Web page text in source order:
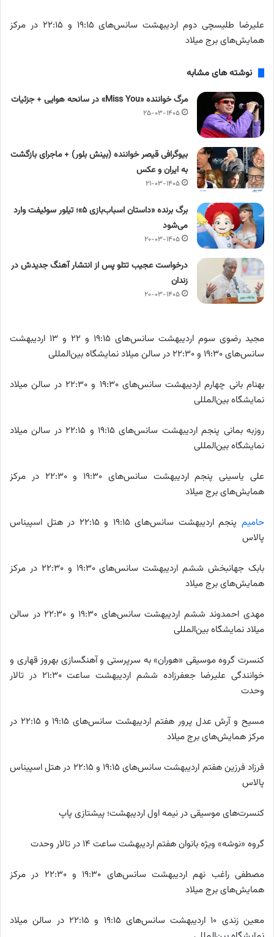
علیرضا طلیسچی دوم اردیبهشت سانس‌های ۱۹:۱۵ و ۲۲:۱۵ در مرکز
همایش‌های برج میلاد
نوشته های مشابه
مرگ خواننده «Miss You» در سانحه هوایی + جزئیات
۲۵-۰۳-۱۴۰۵
بیوگرافی قیصر خواننده (بینش بلور) + ماجرای بازگشت
به ایران و عکس
۲۱-۰۳-۱۴۰۵
برگ برنده «داستان اسباب‌بازی ۵»؛ تیلور سوئیفت وارد
می‌شود
۲۰-۰۳-۱۴۰۵
درخواست عجیب تتلو پس از انتشار آهنگ جدیدش در
زندان
۲۰-۰۳-۱۴۰۵
مجید رضوی سوم اردیبهشت سانس‌های ۱۹:۱۵ و ۲۲ و ۱۳ اردیبهشت
سانس‌های ۱۹:۳۰ و ۲۲:۳۰ در سالن میلاد نمایشگاه بین‌المللی
بهنام بانی چهارم اردیبهشت سانس‌های ۱۹:۳۰ و ۲۲:۳۰ در سالن میلاد
نمایشگاه بین‌المللی
روزبه بمانی پنجم اردیبهشت سانس‌های ۱۹:۱۵ و ۲۲:۱۵ در سالن میلاد
نمایشگاه بین‌المللی
علی یاسینی پنجم اردیبهشت سانس‌های ۱۹:۳۰ و ۲۲:۳۰ در مرکز
همایش‌های برج میلاد
حامیم
پنجم اردیبهشت سانس‌های ۱۹:۱۵ و ۲۲:۱۵ در هتل اسپیناس
پالاس
بابک جهانبخش ششم اردیبهشت سانس‌های ۱۹:۳۰ و ۲۲:۳۰ در مرکز
همایش‌های برج میلاد
مهدی احمدوند ششم اردیبهشت سانس‌های ۱۹:۳۰ و ۲۲:۳۰ در سالن
میلاد نمایشگاه بین‌المللی
کنسرت گروه موسیقی «هوران» به سرپرستی و آهنگسازی بهروز قهاری و
خوانندگی علیرضا جعفرزاده ششم اردیبهشت ساعت ۲۱:۳۰ در تالار
وحدت
مسیح و آرش عدل پرور هفتم اردیبهشت سانس‌های ۱۹:۱۵ و ۲۲:۱۵ در
مرکز همایش‌های برج میلاد
فرزاد فرزین هفتم اردیبهشت سانس‌های ۱۹:۱۵ و ۲۲:۱۵ در هتل اسپیناس
پالاس
کنسرت‌های موسیقی در نیمه اول اردیبهشت؛ پیشتازی پاپ
گروه «نوشه» ویژه بانوان هفتم اردیبهشت ساعت ۱۴ در تالار وحدت
مصطفی راغب نهم اردیبهشت سانس‌های ۱۹:۳۰ و ۲۲:۳۰ در مرکز
همایش‌های برج میلاد
معین زندی ۱۰ اردیبهشت سانس‌های ۱۹:۱۵ و ۲۲:۱۵ در سالن میلاد